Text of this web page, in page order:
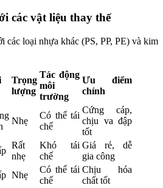
các vật liệu thay thế
các loại nhựa khác (PS, PP, PE) và kim
Trọng
lượng
Tác động
môi
trường
Ưu điểm
chính
Nhẹ
Có thể tái
chế
Cứng cáp,
chịu va đập
tốt
Rất
nhẹ
Khó tái
chế
Giá rẻ, dễ
gia công
Nhẹ
Có thể tái
chế
Chịu hóa
chất tốt